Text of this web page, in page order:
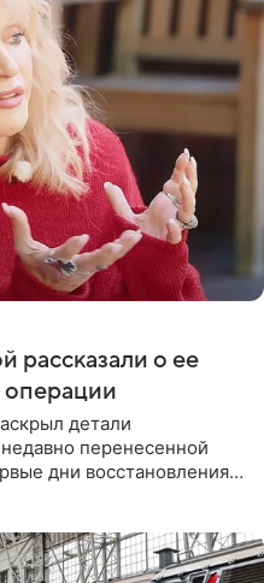
рассказали о ее
операции
детали
перенесенной
дни восстановления